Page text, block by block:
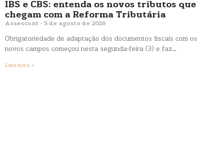
IBS e CBS: entenda os novos tributos que
chegam com a Reforma Tributária
Assescont 5 de agosto de 2026
Obrigatoriedade de adaptação dos documentos fiscais com os
novos campos começou nesta segunda-feira (3) e faz…
Leia mais »